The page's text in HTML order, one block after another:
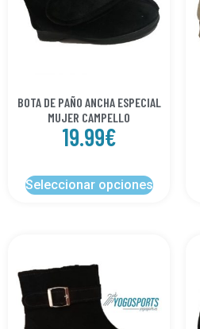
BOTA DE PAÑO ANCHA ESPECIAL
MUJER CAMPELLO
19.99€
Seleccionar opciones